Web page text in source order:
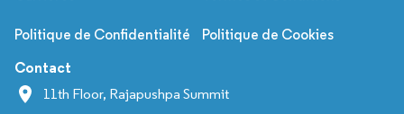
Politique de Confidentialité Politique de Cookies
Contact
11th Floor, Rajapushpa Summit